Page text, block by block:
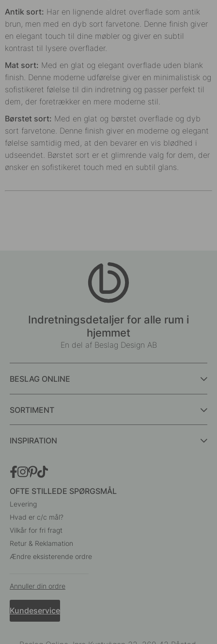
Antik sort: Har en lignende aldret overflade som antik
brun, men med en dyb sort farvetone. Denne finish giver
en elegant touch til dine møbler og giver en subtil
kontrast til lysere overflader.
Mat sort: Med en glat og elegant overflade uden blank
finish. Denne moderne udførelse giver en minimalistisk og
sofistikeret følelse til din indretning og passer perfekt til
dem, der foretrækker en mere moderne stil.
Børstet sort: Med en glat og børstet overflade og dyb
sort farvetone. Denne finish giver en moderne og elegant
følelse samtidig med, at den bevarer en vis blødhed i
udseendet. Børstet sort er et glimrende valg for dem, der
ønsker en sofistikeret touch med en subtil glans.
Indretningsdetaljer for alle rum i
hjemmet
En del af Beslag Design AB
BESLAG ONLINE
SORTIMENT
INSPIRATION
OFTE STILLEDE SPØRGSMÅL
Levering
Hvad er c/c mål?
Vilkår for fri fragt
Retur & Reklamation
Ændre eksisterende ordre
Annuller din ordre
Kundeservice